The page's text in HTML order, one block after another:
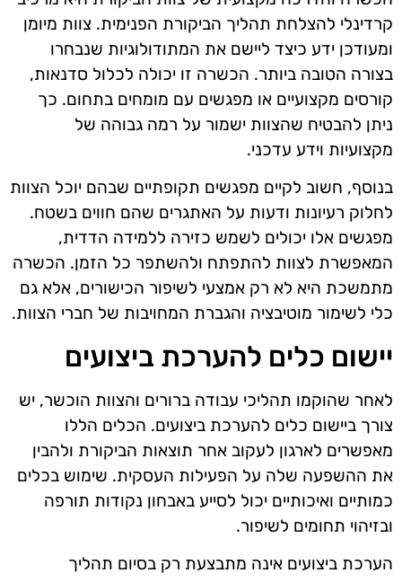
קרדינלי להצלחת תהליך הביקורת הפנימית. צוות מיומן
ומעודכן ידע כיצד ליישם את המתודולוגיות שנבחרו
בצורה הטובה ביותר. הכשרה זו יכולה לכלול סדנאות,
קורסים מקצועיים או מפגשים עם מומחים בתחום. כך
ניתן להבטיח שהצוות ישמור על רמה גבוהה של
מקצועיות וידע עדכני.
בנוסף, חשוב לקיים מפגשים תקופתיים שבהם יוכל הצוות
לחלוק רעיונות ודעות על האתגרים שהם חווים בשטח.
מפגשים אלו יכולים לשמש כזירה ללמידה הדדית,
המאפשרת לצוות להתפתח ולהשתפר כל הזמן. הכשרה
מתמשכת היא לא רק אמצעי לשיפור הכישורים, אלא גם
כלי לשימור מוטיבציה והגברת המחויבות של חברי הצוות.
יישום כלים להערכת ביצועים
לאחר שהוקמו תהליכי עבודה ברורים והצוות הוכשר, יש
צורך ביישום כלים להערכת ביצועים. הכלים הללו
מאפשרים לארגון לעקוב אחר תוצאות הביקורת ולהבין
את ההשפעה שלה על הפעילות העסקית. שימוש בכלים
כמותיים ואיכותיים יכול לסייע באבחון נקודות תורפה
ובזיהוי תחומים לשיפור.
הערכת ביצועים אינה מתבצעת רק בסיום תהליך